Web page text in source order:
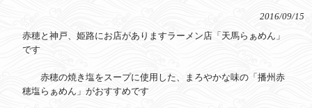
2016/09/15
赤穂と神戸、姫路にお店がありますラーメン店「天馬らぁめん」
です
赤穂の焼き塩をスープに使用した、まろやかな味の「播州赤
穂塩らぁめん」がおすすめです